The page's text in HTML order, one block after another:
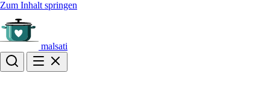
Zum Inhalt springen
malsati